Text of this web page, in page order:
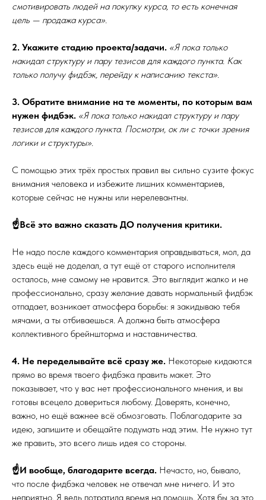
смотивировать людей на покупку курса, то есть конечная
цель — продажа курса».
2. Укажите стадию проекта/задачи. «Я пока только
накидал структуру и пару тезисов для каждого пункта. Как
только получу фидбэк, перейду к написанию текста».
3. Обратите внимание на те моменты, по которым вам
нужен фидбэк. «Я пока только накидал структуру и пару
тезисов для каждого пункта. Посмотри, ок ли с точки зрения
логики и структуры».
С помощью этих трёх простых правил вы сильно сузите фокус
внимания человека и избежите лишних комментариев,
которые сейчас не нужны или нерелевантны.
☝️Всё это важно сказать ДО получения критики.
Не надо после каждого комментария оправдываться, мол, да
здесь ещё не доделал, а тут ещё от старого исполнителя
осталось, мне самому не нравится. Это выглядит жалко и не
профессионально, сразу желание давать нормальный фидбэк
отпадает, возникает атмосфера борьбы: я закидываю тебя
мячами, а ты отбиваешься. А должна быть атмосфера
коллективного брейншторма и наставничества.
4. Не переделывайте всё сразу же. Некоторые кидаются
прямо во время твоего фидбэка править макет. Это
показывает, что у вас нет профессионального мнения, и вы
готовы всецело довериться любому. Доверять, конечно,
важно, но ещё важнее всё обмозговать. Поблагодарите за
идею, запишите и обещайте подумать над этим. Не нужно тут
же править, это всего лишь идея со стороны.
☝️И вообще, благодарите всегда. Нечасто, но, бывало,
что после фидбэка человек не отвечал мне ничего. И это
неприятно. Я ведь потратила время на помощь. Хотя бы за это